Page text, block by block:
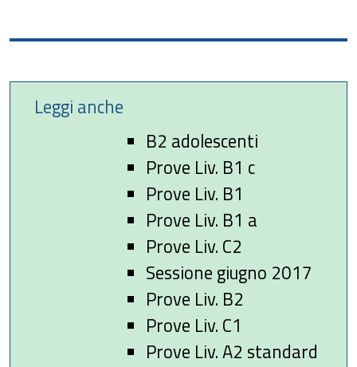
Leggi anche
B2 adolescenti
Prove Liv. B1 c
Prove Liv. B1
Prove Liv. B1 a
Prove Liv. C2
Sessione giugno 2017
Prove Liv. B2
Prove Liv. C1
Prove Liv. A2 standard